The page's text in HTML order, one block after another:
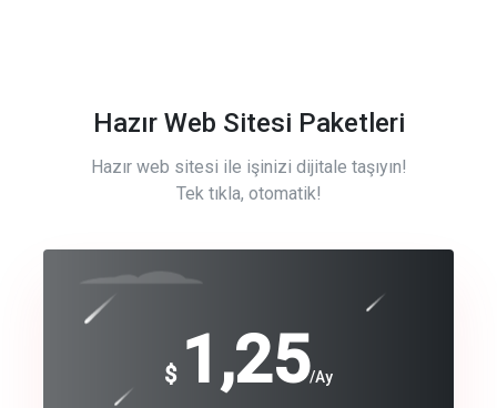
Hazır Web Sitesi Paketleri
Hazır web sitesi ile işinizi dijitale taşıyın!
Tek tıkla, otomatik!
$ 1,25/Ay
Free
Basic